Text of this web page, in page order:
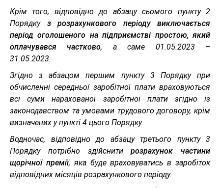
Крім того, відповідно до абзацу сьомого пункту 2
Порядку з розрахункового періоду виключається
період оголошеного на підприємстві простою, який
оплачувався частково, а саме 01.05.2023 –
31.05.2023.
Згідно з абзацом першим пункту 3 Порядку при
обчисленні середньої заробітної плати враховуються
всі суми нарахованої заробітної плати згідно із
законодавством та умовами трудового договору, крім
визначених у пункті 4 цього Порядку.
Водночас, відповідно до абзацу третього пункту 3
Порядку потрібно здійснитирозрахунок частини
щорічної премії, яка буде враховуватись в заробіток
відповідних місяців розрахункового періоду.